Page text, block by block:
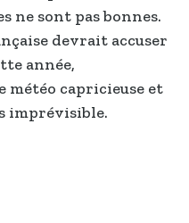
ne sont pas bonnes.
devrait accuser
année,
météo capricieuse et
imprévisible.